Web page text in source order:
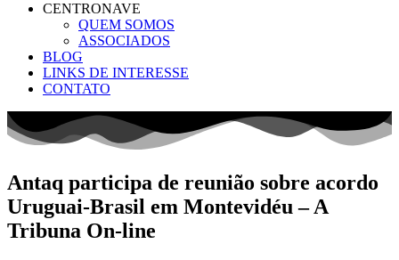
CENTRONAVE
QUEM SOMOS
ASSOCIADOS
BLOG
LINKS DE INTERESSE
CONTATO
Antaq participa de reunião sobre acordo
Uruguai-Brasil em Montevidéu – A
Tribuna On-line